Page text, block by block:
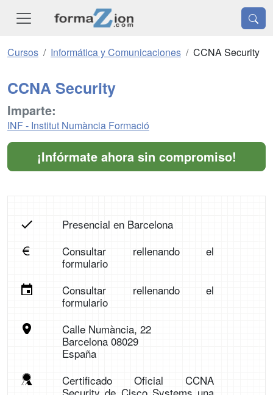
Cursos Informática y Comunicaciones CCNA Security
CCNA Security
Imparte:
INF - Institut Numància Formació
¡Infórmate ahora sin compromiso!
Presencial en Barcelona
Consultar rellenando el
formulario
Consultar rellenando el
formulario
Calle Numància, 22
Barcelona 08029
España
Certificado Oficial CCNA